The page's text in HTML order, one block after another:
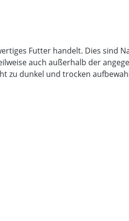
Futter handelt. Dies sind
auch außerhalb der
zu dunkel und trocken